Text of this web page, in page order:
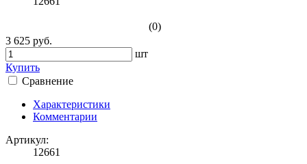
(0)
3 625 руб.
шт
Купить
Сравнение
Характеристики
Комментарии
Артикул:
12661